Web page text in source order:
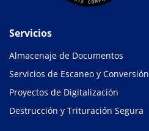
Servicios
Almacenaje de Documentos
Servicios de Escaneo y Conversión
Proyectos de Digitalización
Destrucción y Trituración Segura